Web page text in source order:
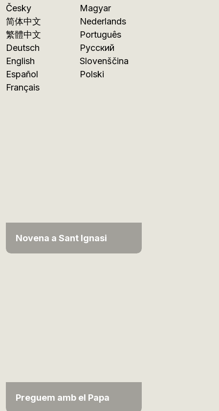
Česky
简体中文
繁體中文
Deutsch
English
Español
Français
Magyar
Nederlands
Português
Русский
Slovenščina
Polski
Novena a Sant Ignasi
Preguem amb el Papa